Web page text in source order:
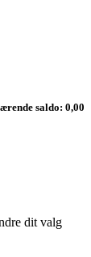
saldo: 0,00
dit valg